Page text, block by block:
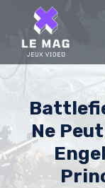
content
Ne